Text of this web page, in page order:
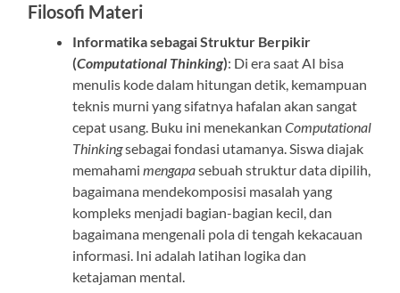
Filosofi Materi
Informatika sebagai Struktur Berpikir
(Computational Thinking): Di era saat AI bisa
menulis kode dalam hitungan detik, kemampuan
teknis murni yang sifatnya hafalan akan sangat
cepat usang. Buku ini menekankanComputational
Thinkingsebagai fondasi utamanya. Siswa diajak
memahamimengapasebuah struktur data dipilih,
bagaimana mendekomposisi masalah yang
kompleks menjadi bagian-bagian kecil, dan
bagaimana mengenali pola di tengah kekacauan
informasi. Ini adalah latihan logika dan
ketajaman mental.